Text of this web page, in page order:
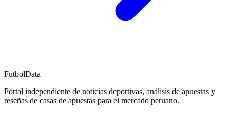
FutbolData
Portal independiente de noticias deportivas, análisis de apuestas y
reseñas de casas de apuestas para el mercado peruano.